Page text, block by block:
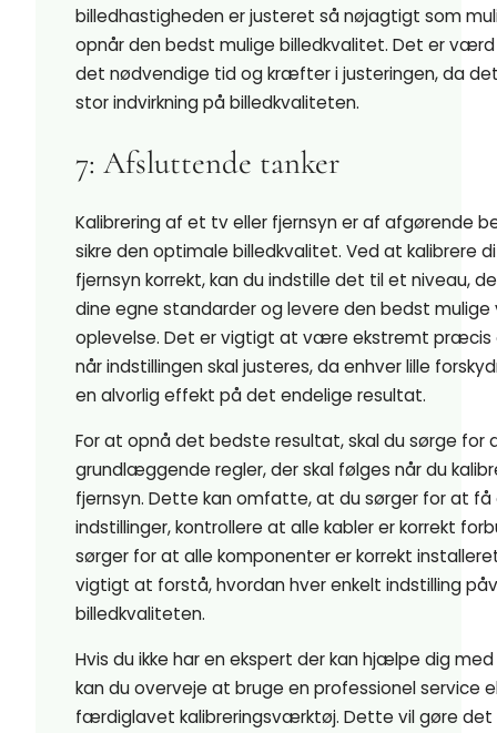
billedhastigheden er justeret så nøjagtigt som
opnår den bedst mulige billedkvalitet. Det er
det nødvendige tid og kræfter i justeringen, da
stor indvirkning på billedkvaliteten.
7: Afsluttende tanker
Kalibrering af et tv eller fjernsyn er af afgørende
sikre den optimale billedkvalitet. Ved at kalibrere
fjernsyn korrekt, kan du indstille det til et niveau,
dine egne standarder og levere den bedst mulige
oplevelse. Det er vigtigt at være ekstremt præcis
når indstillingen skal justeres, da enhver lille
en alvorlig effekt på det endelige resultat.
For at opnå det bedste resultat, skal du sørge for
grundlæggende regler, der skal følges når du
fjernsyn. Dette kan omfatte, at du sørger for at få
indstillinger, kontrollere at alle kabler er korrekt
sørger for at alle komponenter er korrekt
vigtigt at forstå, hvordan hver enkelt indstilling
billedkvaliteten.
Hvis du ikke har en ekspert der kan hjælpe dig med
kan du overveje at bruge en professionel service
færdiglavet kalibreringsværktøj. Dette vil gøre det